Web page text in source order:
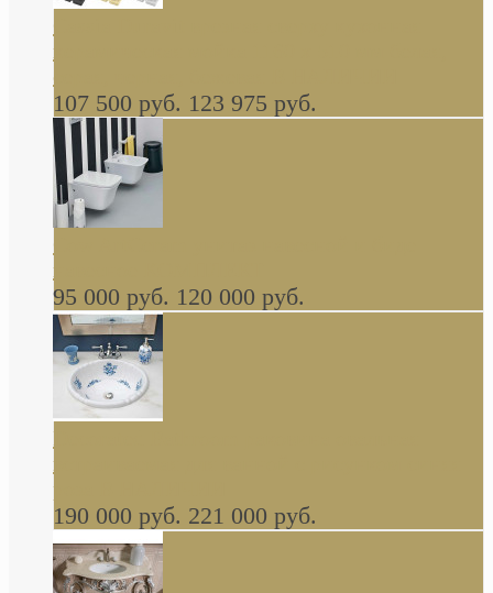
керамическая мойка 1160 x 510 мм белая,
серая, черная, бежевая В НАЛИЧИИ
107 500 руб. 123 975 руб.
навесное КОМПЛЕКТ
95 000 руб. 120 000 руб.
Decorated Bathroom раковина овальная
встраиваемая для ванной с рисунком синяя
роза В НАЛИЧИИ
190 000 руб. 221 000 руб.